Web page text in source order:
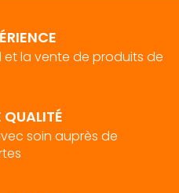
et la vente de produits de
QUALITÉ
soin auprès de